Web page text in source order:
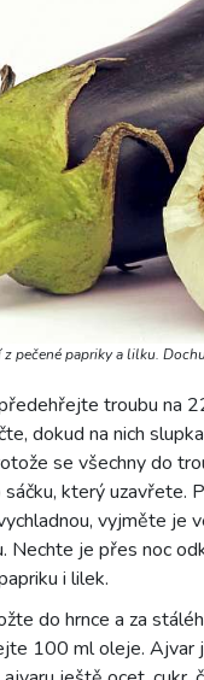
z pečené papriky a lilku.
troubu na
dokud na nich
se všechny do
který uzavřete.
vyjměte je
Nechte je přes noc
i lilek.
do hrnce a za
100 ml oleje. Ajvar